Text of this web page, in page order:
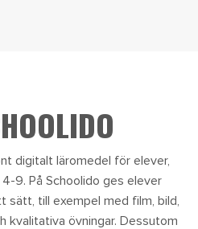
digitalt läromedel för elever,
4-9. På Schoolido ges elever
sätt, till exempel med film, bild,
kvalitativa övningar. Dessutom